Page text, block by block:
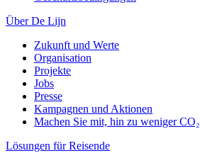
Über De Lijn
Zukunft und Werte
Organisation
Projekte
Jobs
Presse
Kampagnen und Aktionen
Machen Sie mit, hin zu weniger CO₂
Lösungen für Reisende